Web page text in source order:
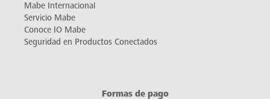
Mabe Internacional
Servicio Mabe
Conoce IO Mabe
Seguridad en Productos Conectados
Formas de pago